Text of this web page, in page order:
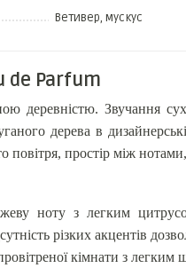
Eau de
Ветивер, мускус
de Parfum
деревністю. Звучання
дерева в
повітря, простір між
ноту з легким
різких акцентів
кімнати з легким